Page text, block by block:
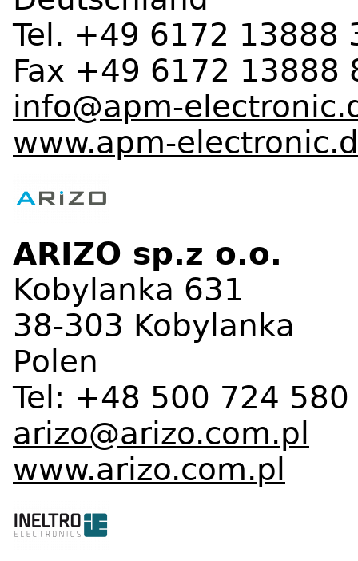
Tel. +49 6172 13888
Fax +49 6172 13888
info@apm-
www.apm-
ARIZO sp.z o.o.
Kobylanka 631
38-303 Kobylanka
Polen
Tel: +48 500 724 580
arizo@arizo.com.pl
www.arizo.com.pl